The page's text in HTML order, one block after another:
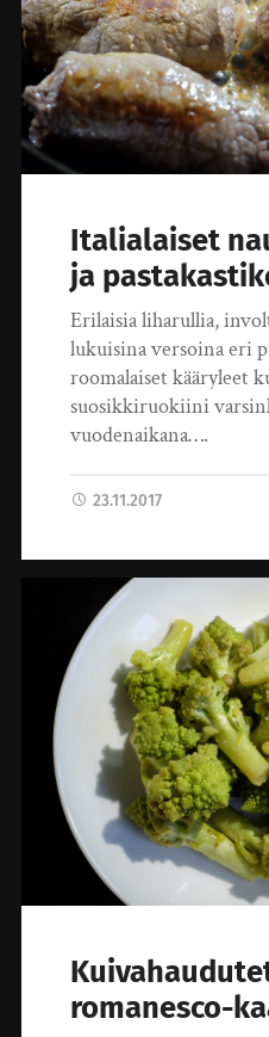
Italialaiset
ja
Erilaisia liharullia,
lukuisina versoina eri
roomalaiset kääryleet
suosikkiruokiini
vuodenaikana….
23.11.2017
romanesco-